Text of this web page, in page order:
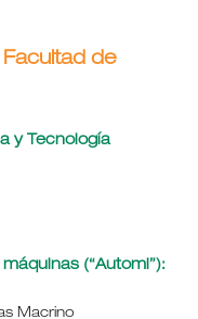
de
y Tecnología
(“Automl”):
Macrino